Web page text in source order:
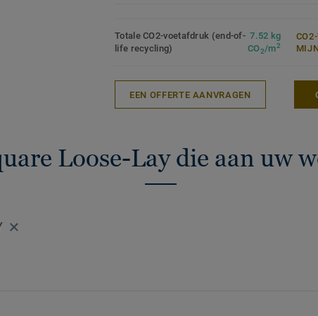
Totale CO2-voetafdruk (end-of-
life recycling)
7.52 kg
CO2/m2
EEN OFFERTE AANVRAGEN
Loose-Lay die aan uw